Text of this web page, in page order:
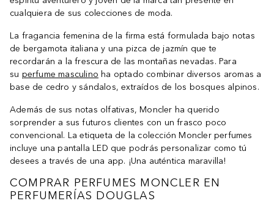
cualquiera de sus colecciones de moda.
La fragancia femenina de la firma está formulada bajo notas
de bergamota italiana y una pizca de jazmín que te
recordarán a la frescura de las montañas nevadas. Para
su perfume masculino ha optado combinar diversos aromas a
base de cedro y sándalos, extraídos de los bosques alpinos.
Además de sus notas olfativas, Moncler ha querido
sorprender a sus futuros clientes con un frasco poco
convencional. La etiqueta de la colección Moncler perfumes
incluye una pantalla LED que podrás personalizar como tú
desees a través de una app. ¡Una auténtica maravilla!
COMPRAR PERFUMES MONCLER EN
PERFUMERÍAS DOUGLAS